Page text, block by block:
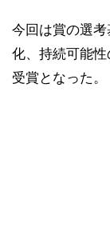
今回は賞の選
化、持続可能
受賞となった。